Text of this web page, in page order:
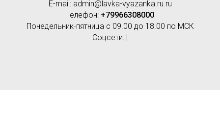
E-mail: admin@lavka-vyazanka.ru.ru
Телефон: +79966308000
Понедельник-пятница с 09.00 до 18.00 по МСК
Соцсети: |